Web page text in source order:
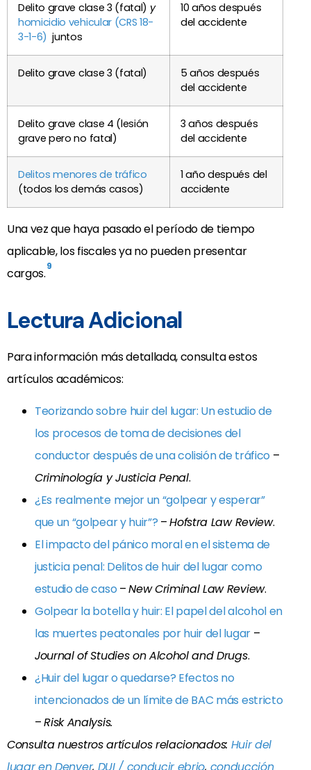
Delito grave clase 3 (fatal) y
homicidio vehicular (CRS 18-
3-1-6) juntos
10 años después
del accidente
Delito grave clase 3 (fatal)
5 años después
del accidente
Delito grave clase 4 (lesión
grave pero no fatal)
3 años después
del accidente
Delitos menores de tráfico
(todos los demás casos)
1 año después del
accidente
Una vez que haya pasado el período de tiempo
aplicable, los fiscales ya no pueden presentar
cargos.9
Lectura Adicional
Para información más detallada, consulta estos
artículos académicos:
Teorizando sobre huir del lugar: Un estudio de
los procesos de toma de decisiones del
conductor después de una colisión de tráfico –
Criminología y Justicia Penal.
¿Es realmente mejor un “golpear y esperar”
que un “golpear y huir”? –Hofstra Law Review.
El impacto del pánico moral en el sistema de
justicia penal: Delitos de huir del lugar como
estudio de caso –New Criminal Law Review.
Golpear la botella y huir: El papel del alcohol en
las muertes peatonales por huir del lugar–
Journal of Studies on Alcohol and Drugs.
¿Huir del lugar o quedarse? Efectos no
intencionados de un límite de BAC más estricto
–Risk Analysis.
Consulta nuestros artículos relacionados: Huir del